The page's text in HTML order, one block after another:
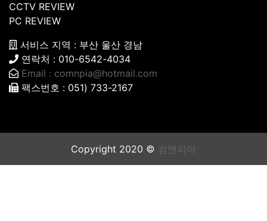
CCTV REVIEW
PC REVIEW
서비스 지역 : 부산 울산 경남
연락처 : 010-6542-4034
Email : comnpia@hotmail.com
팩스번호 : 051) 733-2167
Copyright 2020 © 컴앤피아